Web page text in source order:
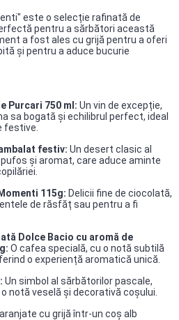
este o selecție rafinată de
pentru a sărbători această
a fost ales cu grijă pentru a oferi
și pentru a aduce bucurie
Purcari 750 ml: Un vin de excepție,
sa bogată și echilibrul perfect, ideal
festive.​
festiv: Un desert clasic al
și aromat, care aduce aminte
115g: Delicii fine de ciocolată,
de răsfăț sau pentru a fi
Dolce Bacio cu aromă de
O cafea specială, cu o notă subtilă
o experiență aromatică unică.​
Un simbol al sărbătorilor pascale,
notă veselă și decorativă coșului.​
cu grijă într-un coș alb